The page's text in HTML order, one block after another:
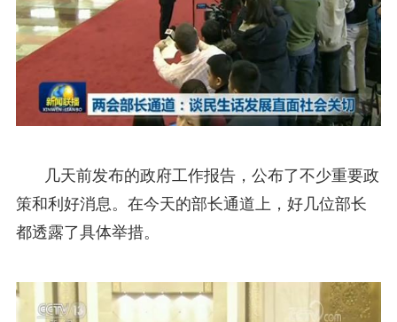
几天前发布的政府工作报告，公布了不少重要政
策和利好消息。在今天的部长通道上，好几位部长
都透露了具体举措。